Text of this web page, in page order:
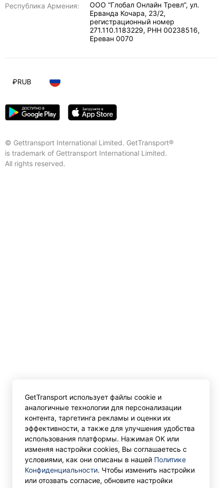
Республика Армения:
ООО “Глобал Онлайн Тревл”, ул.
Ерванда Кочара, 23/2,
регистрационный номер
271.110.1183229, РНН 00238516,
Ереван 0070
© Gettransport International Limited. GetTransport®
is trademark of Gettransport International Limited.
All rights reserved.
₽RUB
GetTransport использует файлы cookie и
аналогичные технологии для персонализации
контента, таргетинга рекламы и оценки их
эффективности, а также для улучшения удобства
использования платформы. Нажимая ОК или
изменяя настройки cookies, Вы соглашаетесь с
условиями, как они описаны в нашей Политике
Конфиденциальности. Чтобы изменить настройки
или отозвать согласие, обновите настройки